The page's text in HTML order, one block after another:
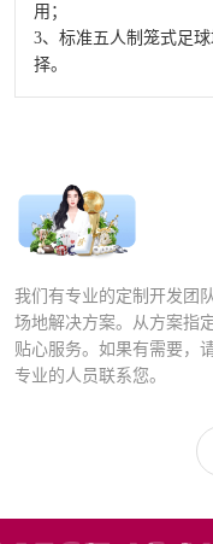
用；
3、标准五人制笼式足
择。
FLZ-D PE包塑
笼式足球
我们有专业的定制开发团
场地解决方案。从方案指
贴心服务。如果有需要，
专业的人员联系您。